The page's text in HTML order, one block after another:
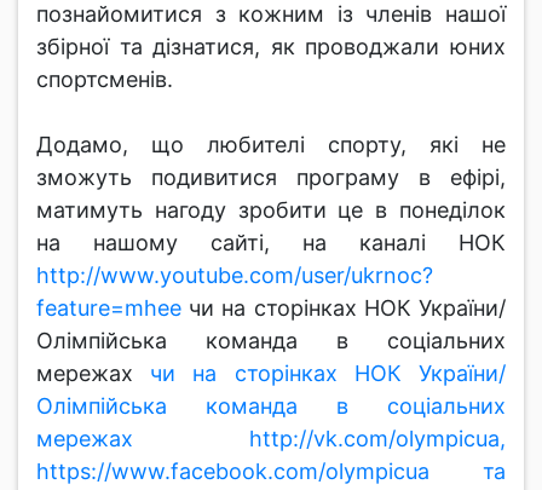
познайомитися з кожним із членів нашої
збірної та дізнатися, як проводжали юних
спортсменів.
Додамо, що любителі спорту, які не
зможуть подивитися програму в ефірі,
матимуть нагоду зробити це в понеділок
на нашому сайті, на каналі НОК
http://www.youtube.com/user/ukrnoc?
feature=mhee чи на сторінках НОК України/
Олімпійська команда в соціальних
мережах чи на сторінках НОК України/
Олімпійська команда в соціальних
мережах http://vk.com/olympicua,
https://www.facebook.com/olympicua та